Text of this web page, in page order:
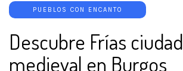
PUEBLOS CON ENCANTO
Descubre Frías ciudad
medieval en Burgos